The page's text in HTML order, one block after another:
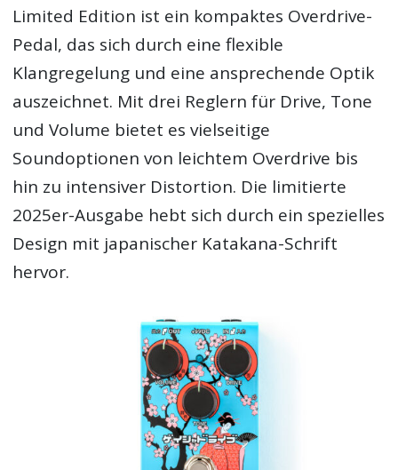
Limited Edition ist ein kompaktes Overdrive-
Pedal, das sich durch eine flexible
Klangregelung und eine ansprechende Optik
auszeichnet. Mit drei Reglern für Drive, Tone
und Volume bietet es vielseitige
Soundoptionen von leichtem Overdrive bis
hin zu intensiver Distortion. Die limitierte
2025er-Ausgabe hebt sich durch ein spezielles
Design mit japanischer Katakana-Schrift
hervor.